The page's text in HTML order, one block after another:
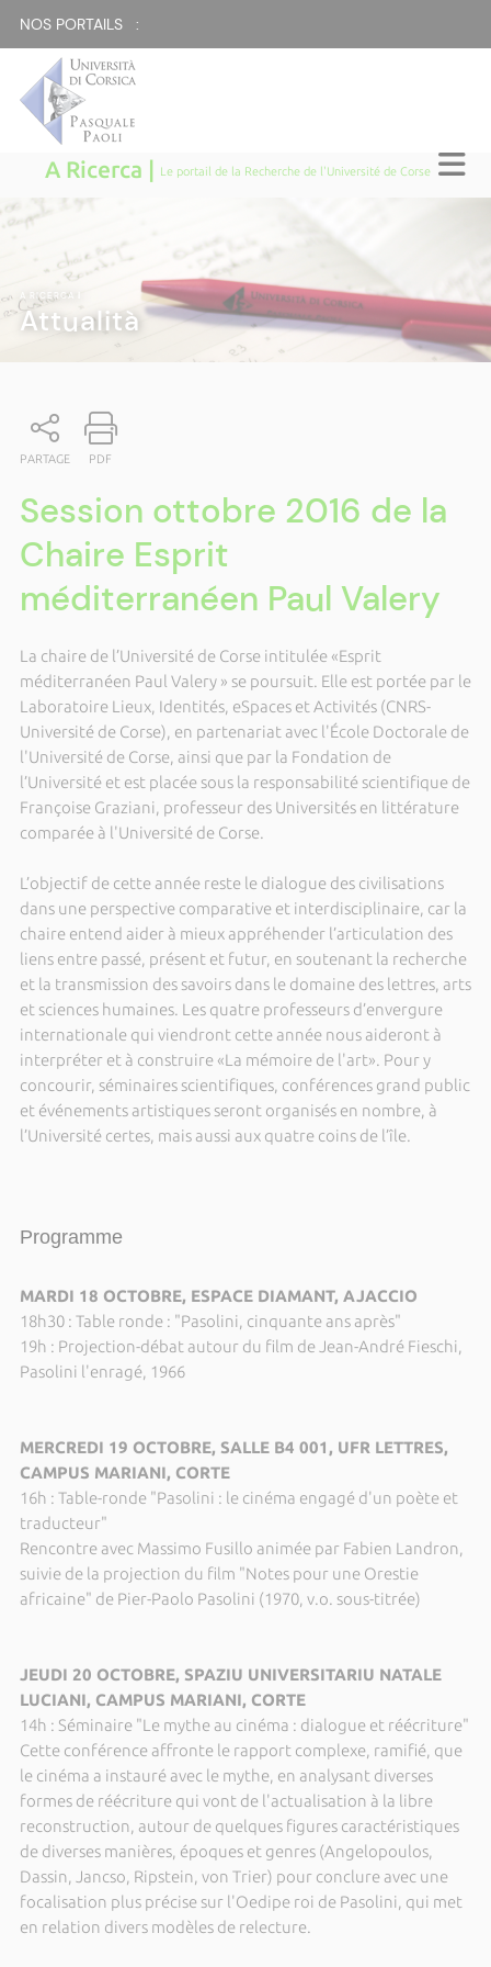
NOS PORTAILS :
A Ricerca | Le portail de la Recherche de l'Université de Corse
A RICERCA
Attualità
PARTAGE PDF
Session ottobre 2016 de la
Chaire Esprit
méditerranéen Paul Valery
La chaire de l’Université de Corse intitulée «Esprit
méditerranéen Paul Valery » se poursuit. Elle est portée par le
Laboratoire Lieux, Identités, eSpaces et Activités (CNRS-
Université de Corse), en partenariat avec l'École Doctorale de
l'Université de Corse, ainsi que par la Fondation de
l’Université et est placée sous la responsabilité scientifique de
Françoise Graziani, professeur des Universités en littérature
comparée à l'Université de Corse.
L’objectif de cette année reste le dialogue des civilisations
dans une perspective comparative et interdisciplinaire, car la
chaire entend aider à mieux appréhender l’articulation des
liens entre passé, présent et futur, en soutenant la recherche
et la transmission des savoirs dans le domaine des lettres, arts
et sciences humaines. Les quatre professeurs d’envergure
internationale qui viendront cette année nous aideront à
interpréter et à construire «La mémoire de l'art». Pour y
concourir, séminaires scientifiques, conférences grand public
et événements artistiques seront organisés en nombre, à
l’Université certes, mais aussi aux quatre coins de l’île.
Programme
MARDI 18 OCTOBRE, ESPACE DIAMANT, AJACCIO
18h30 : Table ronde : "Pasolini, cinquante ans après"
19h : Projection-débat autour du film de Jean-André Fieschi,
Pasolini l'enragé, 1966
MERCREDI 19 OCTOBRE, SALLE B4 001, UFR LETTRES,
CAMPUS MARIANI, CORTE
16h : Table-ronde "Pasolini : le cinéma engagé d'un poète et
traducteur"
Rencontre avec Massimo Fusillo animée par Fabien Landron,
suivie de la projection du film "Notes pour une Orestie
africaine" de Pier-Paolo Pasolini (1970, v.o. sous-titrée)
JEUDI 20 OCTOBRE, SPAZIU UNIVERSITARIU NATALE
LUCIANI, CAMPUS MARIANI, CORTE
14h : Séminaire "Le mythe au cinéma : dialogue et réécriture"
Cette conférence affronte le rapport complexe, ramifié, que
le cinéma a instauré avec le mythe, en analysant diverses
formes de réécriture qui vont de l'actualisation à la libre
reconstruction, autour de quelques figures caractéristiques
de diverses manières, époques et genres (Angelopoulos,
Dassin, Jancso, Ripstein, von Trier) pour conclure avec une
focalisation plus précise sur l'Oedipe roi de Pasolini, qui met
en relation divers modèles de relecture.